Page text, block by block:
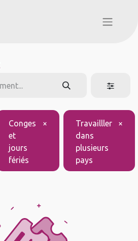
Conges
et
jours
fériés
×
Travailller
dans
plusieurs
pays
×